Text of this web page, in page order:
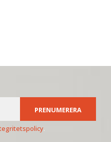
PRENUMERERA
.